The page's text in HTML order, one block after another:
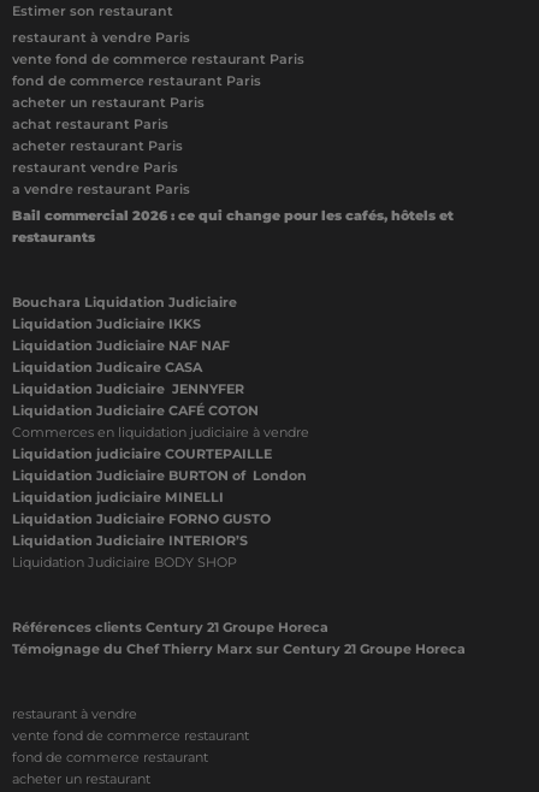
Estimer son restaurant
restaurant à vendre Paris
vente fond de commerce restaurant Paris
fond de commerce restaurant Paris
acheter un restaurant Paris
achat restaurant Paris
acheter restaurant Paris
restaurant vendre Paris
a vendre restaurant Paris
Bail commercial 2026 : ce qui change pour les cafés, hôtels et
restaurants
Bouchara Liquidation Judiciaire
Liquidation Judiciaire IKKS
Liquidation Judiciaire NAF NAF
Liquidation Judicaire CASA
Liquidation Judiciaire JENNYFER
Liquidation Judiciaire CAFÉ COTON
Commerces en liquidation judiciaire à vendre
Liquidation judiciaire COURTEPAILLE
Liquidation Judiciaire BURTON of London
Liquidation judiciaire MINELLI
Liquidation Judiciaire FORNO GUSTO
Liquidation Judiciaire INTERIOR’S
Liquidation Judiciaire BODY SHOP
Références clients Century 21 Groupe Horeca
Témoignage du Chef Thierry Marx sur Century 21 Groupe Horeca
restaurant à vendre
vente fond de commerce restaurant
fond de commerce restaurant
acheter un restaurant